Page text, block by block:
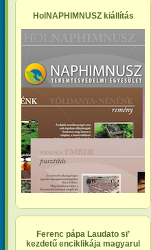
HolNAPHIMNUSZ kiállítás
Ferenc pápa Laudato si’
kezdetű enciklikája magyarul